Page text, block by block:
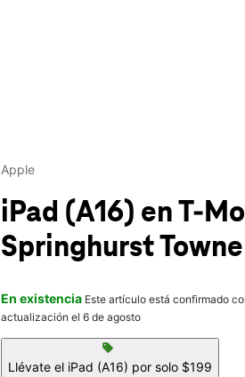
Apple
iPad (A16) en T-
Springhurst
En existencia Este artículo está confirmado
actualización el 6 de agosto
sell
Llévate el iPad (A16) por solo $199